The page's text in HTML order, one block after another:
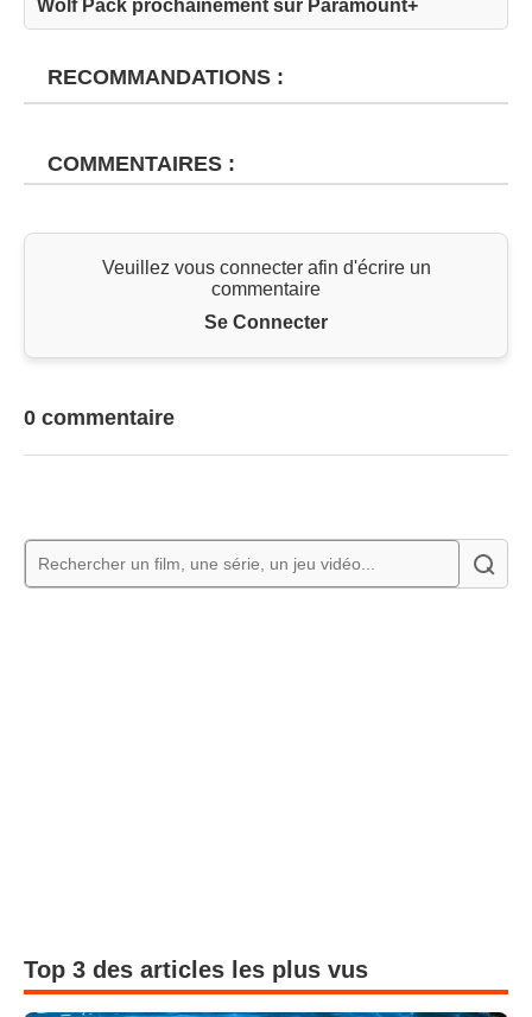
Wolf Pack prochainement sur Paramount+
RECOMMANDATIONS :
COMMENTAIRES :
Veuillez vous connecter afin d'écrire un
commentaire
Se Connecter
0 commentaire